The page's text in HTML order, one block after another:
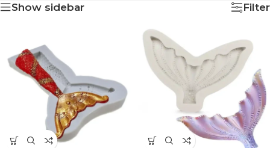
Show sidebar
Filter